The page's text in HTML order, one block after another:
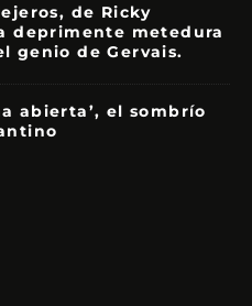
de Ricky
deprimente metedura
genio de Gervais.
abierta’, el sombrío